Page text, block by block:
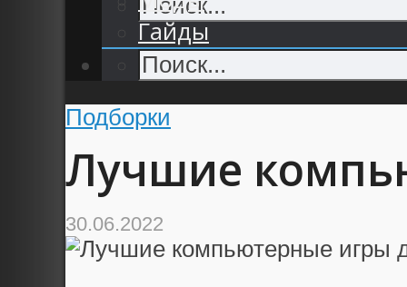
Гайды
Подборки
Лучшие
30.06.2022